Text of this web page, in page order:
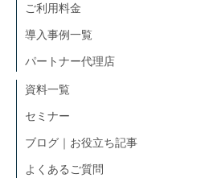
ご利用料金
導入事例一覧
パートナー代理店
資料一覧
セミナー
ブログ｜お役立ち記事
よくあるご質問